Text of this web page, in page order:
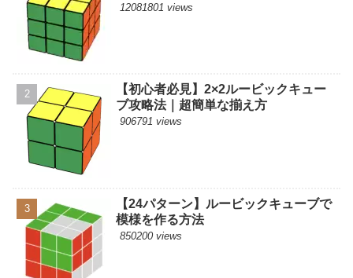
12081801 views
【初心者必見】2×2ルービックキュー
ブ攻略法｜超簡単な揃え方
906791 views
【24パターン】ルービックキューブで
模様を作る方法
850200 views